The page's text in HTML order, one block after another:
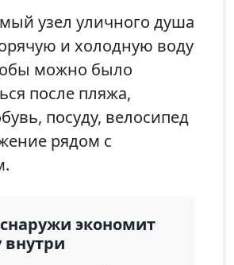
узел уличного душа
и холодную воду
можно было
после пляжа,
посуду, велосипед
рядом с
экономит
внутри